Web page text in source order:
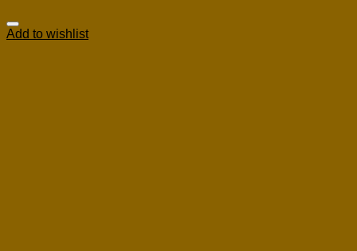
Add to wishlist